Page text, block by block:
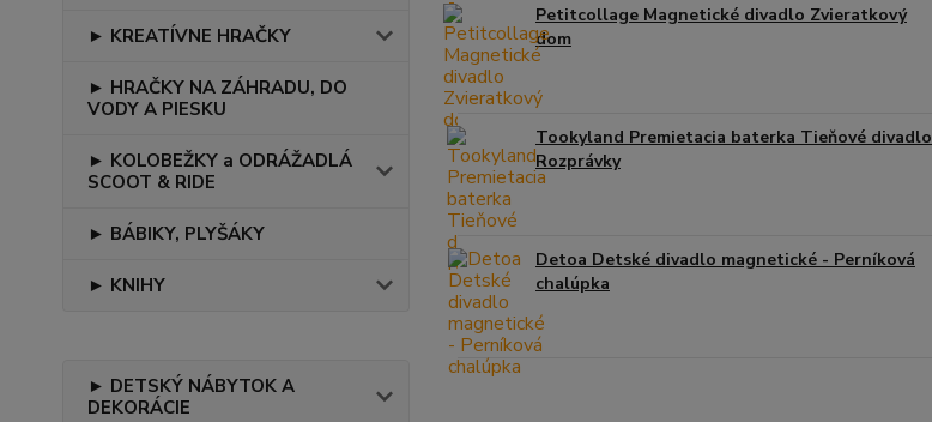
► KREATÍVNE HRAČKY
► HRAČKY NA ZÁHRADU, DO
VODY A PIESKU
► KOLOBEŽKY a ODRÁŽADLÁ
SCOOT & RIDE
► BÁBIKY, PLYŠÁKY
► KNIHY
► DETSKÝ NÁBYTOK A
DEKORÁCIE
Petitcollage Magnetické divadlo Zvieratkový
dom
Tookyland Premietacia baterka Tieňové divadlo
Rozprávky
Detoa Detské divadlo magnetické - Perníková
chalúpka